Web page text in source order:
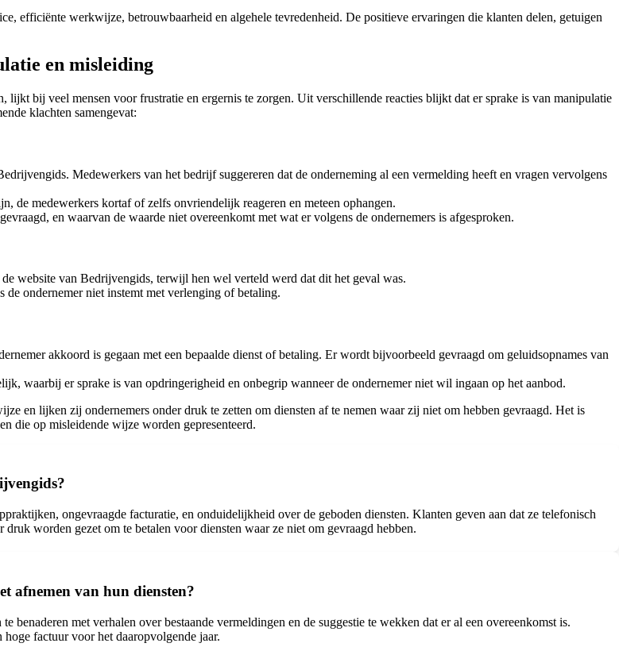
efficiënte werkwijze, betrouwbaarheid en algehele tevredenheid. De positieve ervaringen die klanten delen, getuigen
en misleiding
bij veel mensen voor frustratie en ergernis te zorgen. Uit verschillende reacties blijkt dat er sprake is van manipulatie
klachten samengevat:
Medewerkers van het bedrijf suggereren dat de onderneming al een vermelding heeft en vragen vervolgens
de medewerkers kortaf of zelfs onvriendelijk reageren en meteen ophangen.
en waarvan de waarde niet overeenkomt met wat er volgens de ondernemers is afgesproken.
website van Bedrijvengids, terwijl hen wel verteld werd dat dit het geval was.
ondernemer niet instemt met verlenging of betaling.
akkoord is gegaan met een bepaalde dienst of betaling. Er wordt bijvoorbeeld gevraagd om geluidsopnames van
waarbij er sprake is van opdringerigheid en onbegrip wanneer de ondernemer niet wil ingaan op het aanbod.
en lijken zij ondernemers onder druk te zetten om diensten af te nemen waar zij niet om hebben gevraagd. Het is
die op misleidende wijze worden gepresenteerd.
ongevraagde facturatie, en onduidelijkheid over de geboden diensten. Klanten geven aan dat ze telefonisch
worden gezet om te betalen voor diensten waar ze niet om gevraagd hebben.
afnemen van hun diensten?
met verhalen over bestaande vermeldingen en de suggestie te wekken dat er al een overeenkomst is.
factuur voor het daaropvolgende jaar.